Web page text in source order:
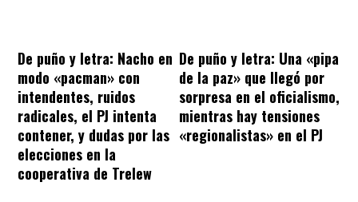
De puño y letra: Nacho en
modo «pacman» con
intendentes, ruidos
radicales, el PJ intenta
contener, y dudas por las
elecciones en la
cooperativa de Trelew
De puño y letra: Una «pipa
de la paz» que llegó por
sorpresa en el oficialismo,
mientras hay tensiones
«regionalistas» en el PJ